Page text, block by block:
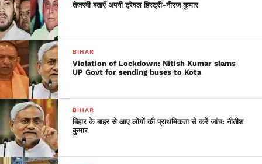
तेजस्वी बताएँ अपनी ट्रेवल हिस्ट्री-नीरज कुमार
BIHAR
Violation of Lockdown: Nitish Kumar slams
UP Govt for sending buses to Kota
BIHAR
बिहार के बाहर से आए लोगोंं की प्राथमिकता से करें जांच: नीतीश
कुमार